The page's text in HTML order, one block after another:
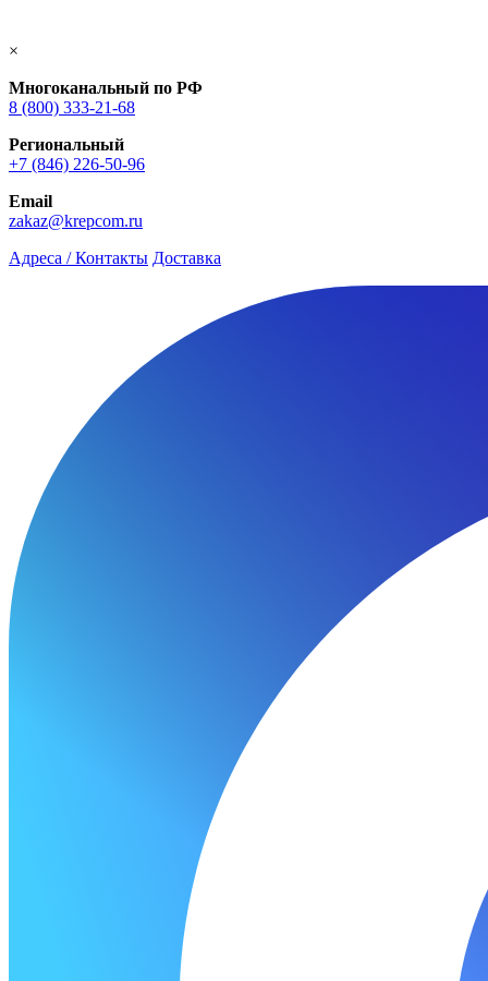
×
Многоканальный по РФ
8 (800) 333‑21-68
Региональный
+7 (846) 226-50-96
Email
zakaz@krepcom.ru
Адреса / Контакты Доставка